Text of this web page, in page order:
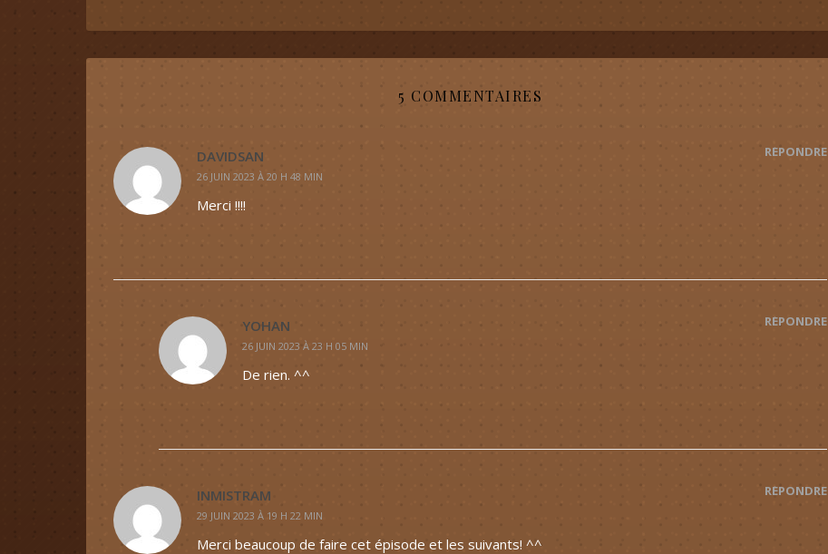
5 COMMENTAIRES
DAVIDSAN
26 JUIN 2023 À 20 H 48 MIN
RÉPONDRE
Merci !!!!
YOHAN
26 JUIN 2023 À 23 H 05 MIN
RÉPONDRE
De rien. ^^
INMISTRAM
29 JUIN 2023 À 19 H 22 MIN
RÉPONDRE
Merci beaucoup de faire cet épisode et les suivants! ^^